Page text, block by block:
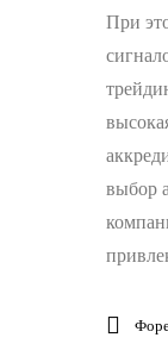
При
выбор